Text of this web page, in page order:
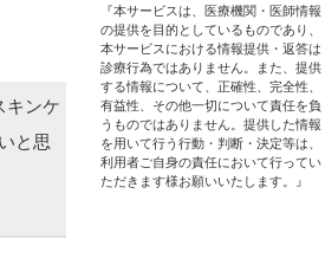
キンケ
と思
『本サービスは、医療機関・医師情報
の提供を目的としているものであり、
本サービスにおける情報提供・返答は
診療行為ではありません。また、提供
する情報について、正確性、完全性、
有益性、その他一切について責任を負
うものではありません。提供した情報
を用いて行う行動・判断・決定等は、
利用者ご自身の責任において行ってい
ただきます様お願いいたします。』